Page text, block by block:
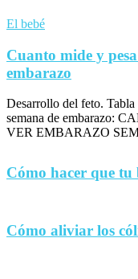
El bebé
Cuanto mide y
embarazo
Desarrollo del feto. Tabla
semana de embarazo:
VER EMBARAZO
Cómo hacer que tu
Cómo aliviar los